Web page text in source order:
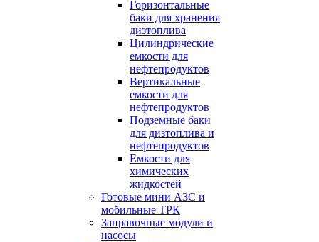
Горизонтальные
баки для хранения
дизтоплива
Цилиндрические
емкости для
нефтепродуктов
Вертикальные
емкости для
нефтепродуктов
Подземные баки
для дизтоплива и
нефтепродуктов
Емкости для
химических
жидкостей
Готовые мини АЗС и
мобильные ТРК
Заправочные модули и
насосы